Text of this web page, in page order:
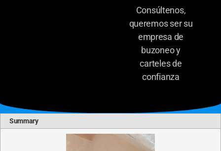
Consúltenos,
queremos ser su
empresa de
buzoneo y
carteles de
confianza
Summary